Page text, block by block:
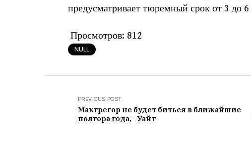
предусматривает тюремный срок от 3 до 6
Просмотров: 812
NULL
PREVIOUS POST
Макгрегор не будет биться в ближайшие
полтора года, - Уайт